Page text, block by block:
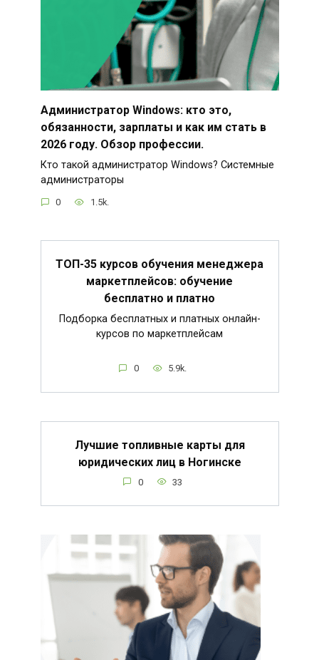
Администратор Windows: кто это,
обязанности, зарплаты и как им стать в
2026 году. Обзор профессии.
Кто такой администратор Windows? Системные
администраторы
0 1.5k.
ТОП-35 курсов обучения менеджера
маркетплейсов: обучение
бесплатно и платно
Подборка бесплатных и платных онлайн-
курсов по маркетплейсам
0 5.9k.
Лучшие топливные карты для
юридических лиц в Ногинске
0 33